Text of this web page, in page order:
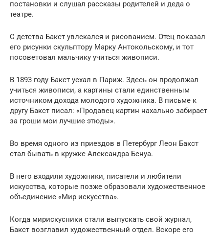
постановки и слушал рассказы родителей и деда о
театре.
С детства Бакст увлекался и рисованием. Отец показал
его рисунки скульптору Марку Антокольскому, и тот
посоветовал мальчику учиться живописи.
В 1893 году Бакст уехал в Париж. Здесь он продолжал
учиться живописи, а картины стали единственным
источником дохода молодого художника. В письме к
другу Бакст писал: «Продавец картин нахально забирает
за гроши мои лучшие этюды».
Во время одного из приездов в Петербург Леон Бакст
стал бывать в кружке Александра Бенуа.
В него входили художники, писатели и любители
искусства, которые позже образовали художественное
объединение «Мир искусства».
Когда мирискусники стали выпускать свой журнал,
Бакст возглавил художественный отдел. Вскоре его